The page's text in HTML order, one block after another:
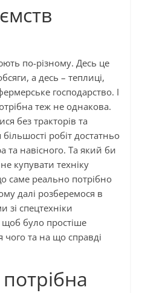
по-різному. Десь це
а десь – теплиці,
господарство. І
теж не однакова.
без тракторів та
робіт достатньо
та навісного. Та який би
купувати техніку
саме реально потрібно
далі розберемося в
зі спецтехніки
щоб було простіше
чого та на що справді